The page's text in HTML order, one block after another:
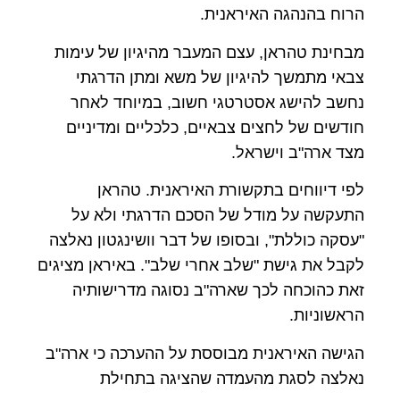
הרוח בהנהגה האיראנית.
מבחינת טהראן, עצם המעבר מהיגיון של עימות
צבאי מתמשך להיגיון של משא ומתן הדרגתי
נחשב להישג אסטרטגי חשוב, במיוחד לאחר
חודשים של לחצים צבאיים, כלכליים ומדיניים
מצד ארה"ב וישראל.
לפי דיווחים בתקשורת האיראנית. טהראן
התעקשה על מודל של הסכם הדרגתי ולא על
"עסקה כוללת", ובסופו של דבר וושינגטון נאלצה
לקבל את גישת "שלב אחרי שלב". באיראן מציגים
זאת כהוכחה לכך שארה"ב נסוגה מדרישותיה
הראשוניות.
הגישה האיראנית מבוססת על ההערכה כי ארה"ב
נאלצה לסגת מהעמדה שהציגה בתחילת